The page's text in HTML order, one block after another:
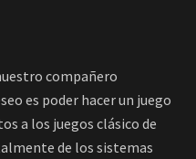
compañero
es poder hacer un juego
a los juegos clásico de
de los sistemas